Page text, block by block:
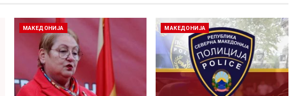
МАКЕДОНИЈА МАКЕДОНИЈА